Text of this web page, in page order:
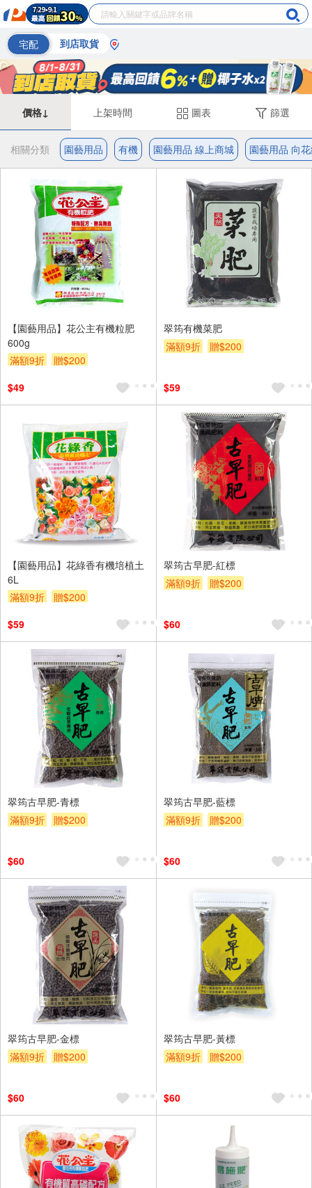
宅配 到店取貨
價格↓ 上架時間 圖表 篩選
相關分類 園藝用品 有機 園藝用品 線上商城 園藝用品 向
【園藝用品】花公主有機粒肥
600g
滿額9折
贈$200
$49
翠筠有機菜肥
滿額9折
贈$200
$59
【園藝用品】花綠香有機培植土
6L
滿額9折
贈$200
$59
翠筠古早肥-紅標
滿額9折
贈$200
$60
翠筠古早肥-青標
滿額9折
贈$200
$60
翠筠古早肥-藍標
滿額9折
贈$200
$60
翠筠古早肥-金標
滿額9折
贈$200
$60
翠筠古早肥-黃標
滿額9折
贈$200
$60